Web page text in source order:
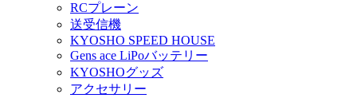
RCプレーン
送受信機
KYOSHO SPEED HOUSE
Gens ace LiPoバッテリー
KYOSHOグッズ
アクセサリー